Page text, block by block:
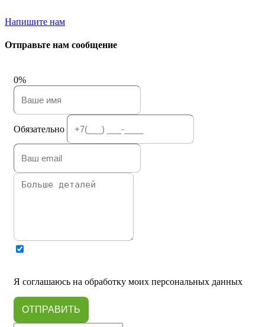
Напишите нам
Отправьте нам сообщение
0%
Обязательно
Я соглашаюсь на обработку моих персональных данных
ОТПРАВИТЬ